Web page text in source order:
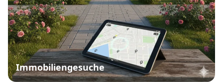
Immobiliengesuche